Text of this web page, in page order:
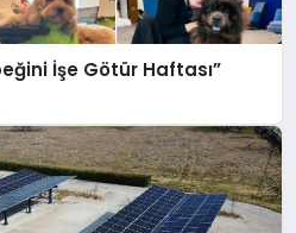
İşe Götür Haftası”